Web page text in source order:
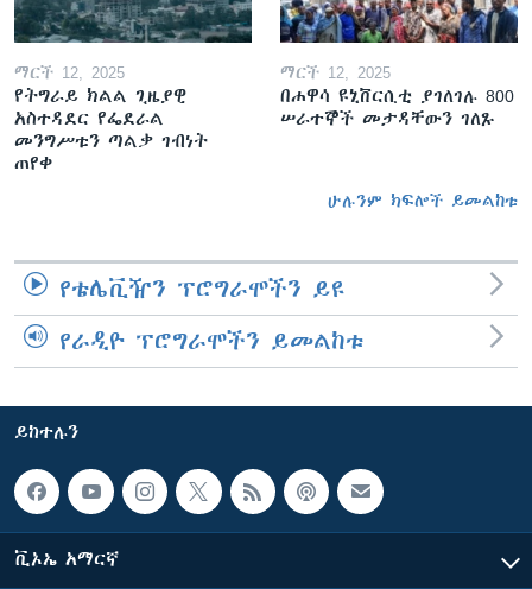
ማርች 12, 2025
የትግራይ ክልል ጊዜያዊ
አስተዳደር የፌደራል
መንግሥቱን ጣልቃ ገብነት
ጠየቀ
ማርች 12, 2025
በሐዋሳ ዩኒቨርሲቲ ያገለገሉ 800
ሠራተኞች መታዳቸውን ገለጹ
ሁሉንም ክፍሎች ይመልከቱ
የቴሌቪዥን ፕሮግራሞችን ይዩ
የራዲዮ ፕሮግራሞችን ይመልከቱ
ይከተሉን
ቪኦኤ አማርኛ